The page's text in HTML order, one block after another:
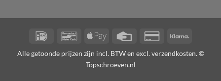
IDeal BancontactApple
Credit
Credit
2
Alle getoonde prijzen zijn incl. BTW en excl. verzendkosten. ©
Topschroeven.nl